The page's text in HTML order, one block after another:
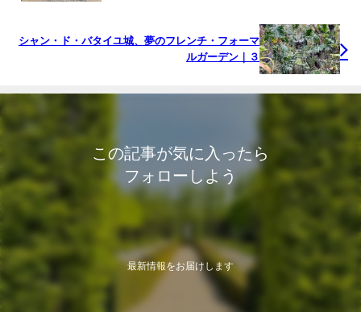
シャン・ド・バタイユ城、夢のフレンチ・フォーマ
ルガーデン｜３
この記事が気に入ったら
フォローしよう
最新情報をお届けします